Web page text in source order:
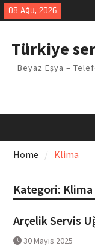
Skip
to
08 Ağu, 2026
Türkiye
Beyaz Eşya –
Home Klima
Kategori: Klima
Arçelik Servis
30 Mayıs 2025